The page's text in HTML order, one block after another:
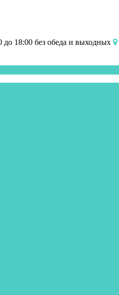
до 18:00 без обеда и выходных